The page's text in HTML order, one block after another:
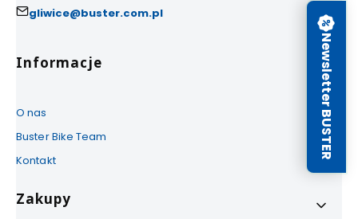
gliwice@buster.com.pl
Linki w stopce
Informacje
O nas
Buster Bike Team
Kontakt
Zakupy
Newsletter BUSTER